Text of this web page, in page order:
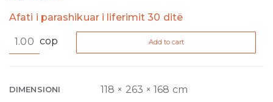
Afati i parashikuar i liferimit 30 ditë
Wall-
707
cop Add to cart
DIMENSIONI 118 × 263 × 168 cm